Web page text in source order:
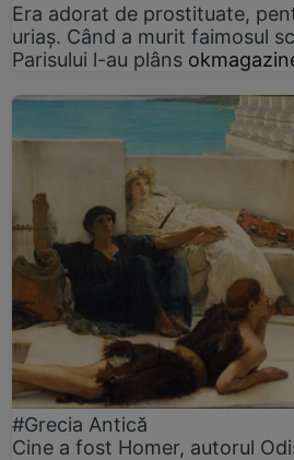
Era adorat de prostituate,
uriaș. Când a murit faimosul
Parisului l-au plâns
#Grecia Antică
Cine a fost Homer, autorul